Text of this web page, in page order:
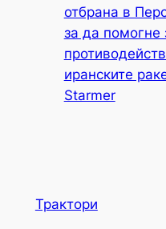
отбрана в
за да помогне
иранските
Starmer
Трактори